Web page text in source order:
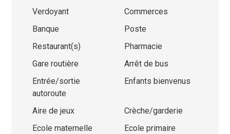
Verdoyant
Commerces
Banque
Poste
Restaurant(s)
Pharmacie
Gare routière
Arrêt de bus
Entrée/sortie
autoroute
Enfants bienvenus
Aire de jeux
Crèche/garderie
Ecole maternelle
Ecole primaire